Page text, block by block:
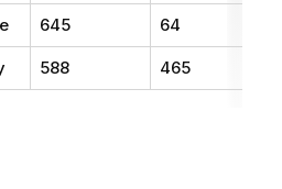
645 64
588 465